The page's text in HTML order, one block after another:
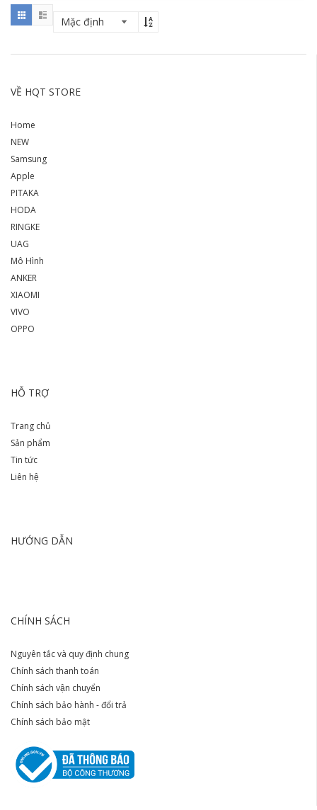
VỀ HQT STORE
Home
NEW
Samsung
Apple
PITAKA
HODA
RINGKE
UAG
Mô Hình
ANKER
XIAOMI
VIVO
OPPO
HỖ TRỢ
Trang chủ
Sản phẩm
Tin tức
Liên hệ
HƯỚNG DẪN
CHÍNH SÁCH
Nguyên tắc và quy định chung
Chính sách thanh toán
Chính sách vận chuyển
Chính sách bảo hành - đổi trả
Chính sách bảo mật